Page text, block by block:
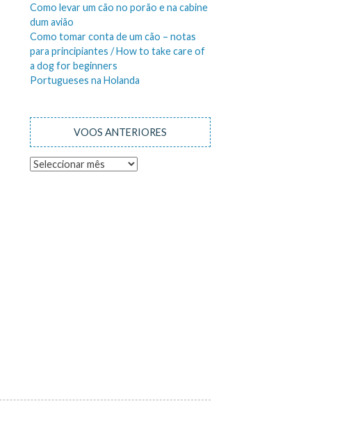
Como levar um cão no porão e na cabine
dum avião
Como tomar conta de um cão – notas
para principiantes / How to take care of
a dog for beginners
Portugueses na Holanda
VOOS ANTERIORES
Voos